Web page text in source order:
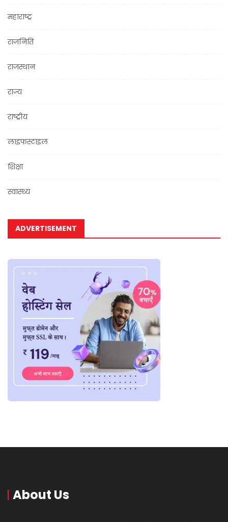
महाराष्ट्र
राजनिति
राजस्थान
राज्य
राष्ट्रीय
लाइफस्टाइल
शिक्षा
स्वास्थ्य
ADVERTISEMENT
About Us